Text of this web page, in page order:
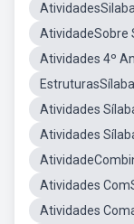
AtividadeSobre
Atividades 4º
Atividades
Atividades
Atividades
Atividades